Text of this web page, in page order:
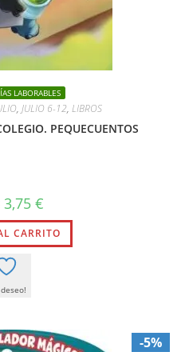
LABORABLES
, JULIO 6-12, LIBROS
PEQUECUENTOS
El
precio
original
era:
3,95 €.
3,75 €
actual
es:
3,75 €.
CARRITO
deseo!
-5%